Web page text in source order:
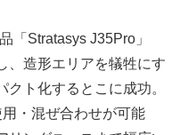
「Stratasys J35Pro」
、造形エリアを犠牲にす
ト化するとこに成功。
・混ぜ合わせが可能